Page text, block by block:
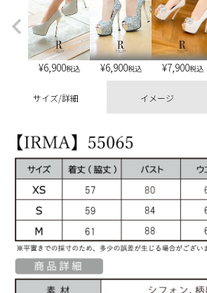
¥6,900税込 ¥6,900税込 ¥7,900税込
サイズ/詳細 イメージ